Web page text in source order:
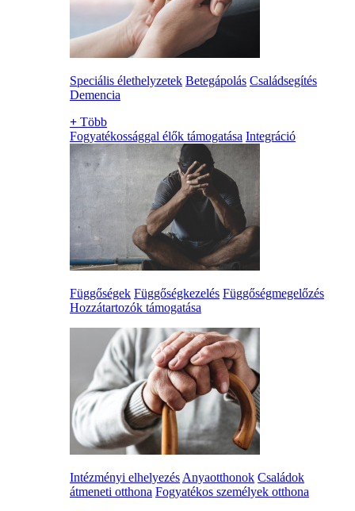
Speciális élethelyzetek Betegápolás Családsegítés
Demencia
+ Több
Fogyatékossággal élők támogatása Integráció
Függőségek Függőségkezelés Függőségmegelőzés
Hozzátartozók támogatása
Intézményi elhelyezés Anyaotthonok Családok
átmeneti otthona Fogyatékos személyek otthona